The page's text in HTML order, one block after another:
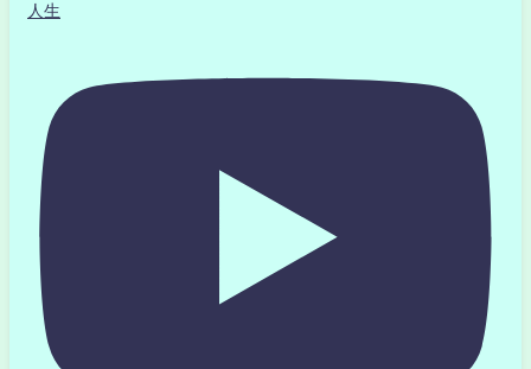
人生